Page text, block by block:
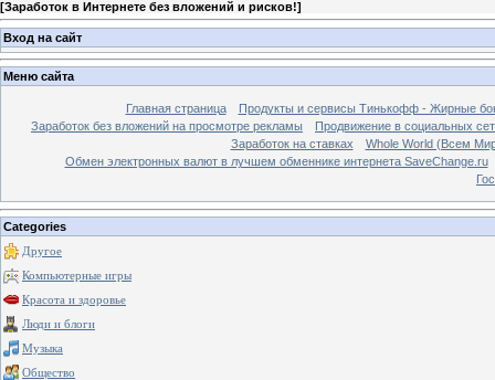
[Заработок в Интернете без вложений и рисков!]
Вход на сайт
Меню сайта
Главная страница
Продукты и сервисы Тинькофф - Жирные
Заработок без вложений на просмотре рекламы
Продвижение в социальных
Заработок на ставках
Whole World (Всем
Обмен электронных валют в лучшем обменнике интернета SaveChange.ru
Categories
Другое
Компьютерные игры
Красота и здоровье
Люди и блоги
Музыка
Общество